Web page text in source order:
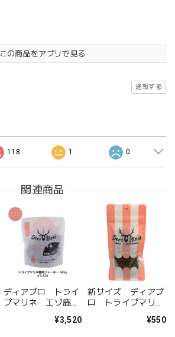
この商品をアプリで見る
通報する
118 1 0
関連商品
ディアブロ トライ
プマリネ エゾ鹿肉
¥3,520
新サイズ ディアブ
ロ トライプマリ
¥550